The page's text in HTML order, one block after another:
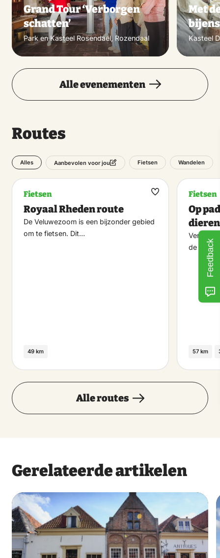
Grand Tour ‘Verborgen
schatten’
Park en Kasteel Rosendael, Rozendaal
Met
Kasteel
Alle evenementen
Routes
Alles Aanbevolen voor jou Fietsen Wandelen
Fietsen
Royaal Rheden route
De Veluwezoom is een bijzonder gebied
om te fietsen. Dit…
49 km
Maak
Fietsen
Op
dieren
Verken
de
57 km
Alle routes
Gerelateerde artikelen
Feedback